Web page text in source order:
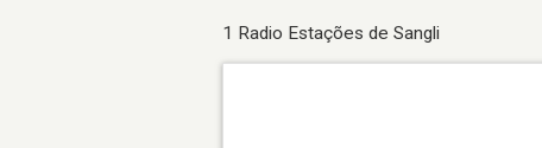
1 Radio Estações de Sangli